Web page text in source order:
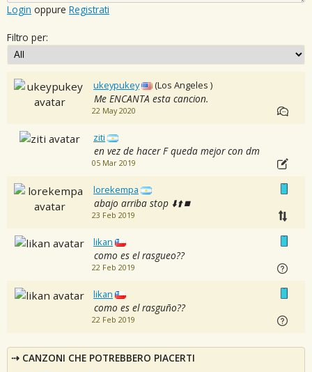
Login oppure Registrati
Filtro per:
ukeypukey (Los Angeles )
Me ENCANTA esta cancion.
22 May 2020
ziti
en vez de hacer F queda mejor con dm
05 Mar 2019
lorekempa
abajo arriba stop ⬇️⬆️⏹
23 Feb 2019
likan
como es el rasgueo??
22 Feb 2019
likan
como es el rasguño??
22 Feb 2019
CANZONI CHE POTREBBERO PIACERTI